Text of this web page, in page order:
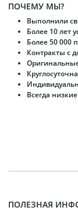
ПОЧЕМУ МЫ?
Выполнили
Более 10 лет
Более 50 000
Контракты с
Всегда
ПОЛЕЗНАЯ